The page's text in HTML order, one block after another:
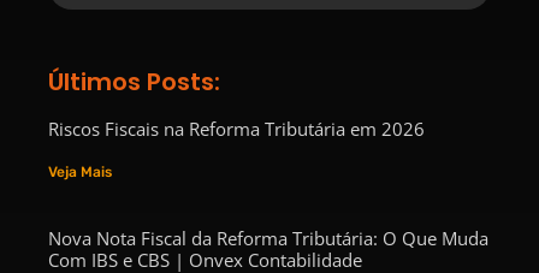
Últimos Posts:
Riscos Fiscais na Reforma Tributária em 2026
Veja Mais
Nova Nota Fiscal da Reforma Tributária: O Que Muda
Com IBS e CBS | Onvex Contabilidade